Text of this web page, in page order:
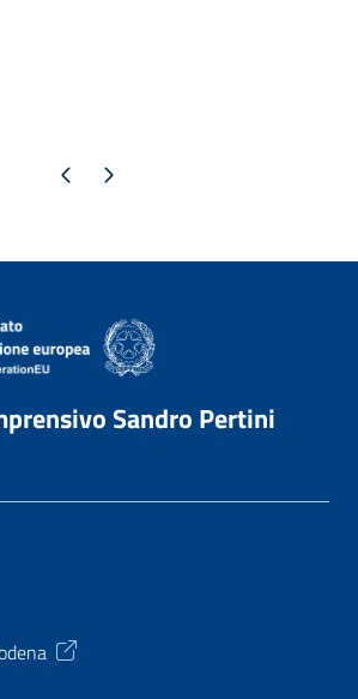
Pagina precedente
Pagina successiva
Sandro Pertini